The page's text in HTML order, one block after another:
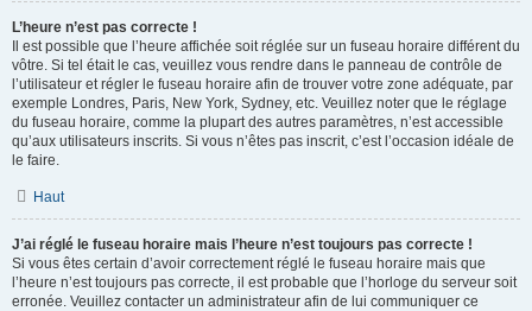
L’heure n’est pas correcte !
Il est possible que l’heure affichée soit réglée sur un fuseau horaire différent du
vôtre. Si tel était le cas, veuillez vous rendre dans le panneau de contrôle de
l’utilisateur et régler le fuseau horaire afin de trouver votre zone adéquate, par
exemple Londres, Paris, New York, Sydney, etc. Veuillez noter que le réglage
du fuseau horaire, comme la plupart des autres paramètres, n’est accessible
qu’aux utilisateurs inscrits. Si vous n’êtes pas inscrit, c’est l’occasion idéale de
le faire.
Haut
J’ai réglé le fuseau horaire mais l’heure n’est toujours pas correcte !
Si vous êtes certain d’avoir correctement réglé le fuseau horaire mais que
l’heure n’est toujours pas correcte, il est probable que l’horloge du serveur soit
erronée. Veuillez contacter un administrateur afin de lui communiquer ce